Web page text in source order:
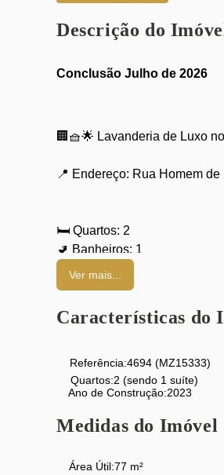
Descrição do
Conclusão Julho de 2026
🏢🧺🌟 Lavanderia de Luxo
📍 Endereço: Rua Homem
🛏️ Quartos: 2
🚽 Banheiros: 1
🛀 Suítes: 1
🚗 Garagem: 1
📐 Área útil: 77m²
🏢 Imóvel do tipo Residencial
🌟 Você merece o melhor! 🌟
Ver mais...
Características do
Referência:4694 (MZ15333)
Quartos:2 (sendo 1 suíte)
Ano de Construção:2023
Medidas do Imóvel
Área Útil:77 m²